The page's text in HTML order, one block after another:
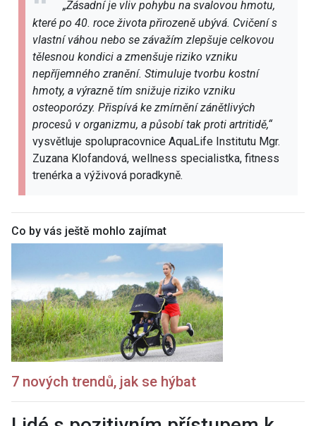
„Zásadní je vliv pohybu na svalovou hmotu,
které po 40. roce života přirozeně ubývá. Cvičení s
vlastní váhou nebo se závažím zlepšuje celkovou
tělesnou kondici a zmenšuje riziko vzniku
nepříjemného zranění. Stimuluje tvorbu kostní
hmoty, a výrazně tím snižuje riziko vzniku
osteoporózy. Přispívá ke zmírnění zánětlivých
procesů v organizmu, a působí tak proti artritidě,“
vysvětluje spolupracovnice AquaLife Institutu Mgr.
Zuzana Klofandová, wellness specialistka, fitness
trenérka a výživová poradkyně.
Co by vás ještě mohlo zajímat
7 nových trendů, jak se hýbat